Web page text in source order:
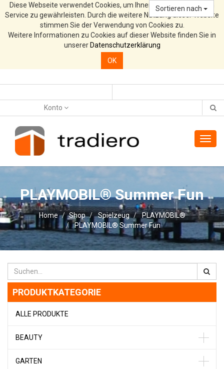
Diese Webseite verwendet Cookies, um Ihnen den bestmöglichen
Service zu gewährleisten. Durch die weitere Nutzung dieser Website
stimmen Sie der Verwendung von Cookies zu.
Weitere Informationen zu Cookies auf dieser Website finden Sie in
unserer Datenschutzerklärung
OK
Konto
PLAYMOBIL® Summer Fun
Home Shop Spielzeug
PLAYMOBIL®
PLAYMOBIL® Summer Fun
Sortieren nach
PRODUKTKATEGORIE
ALLE PRODUKTE
BEAUTY
GARTEN